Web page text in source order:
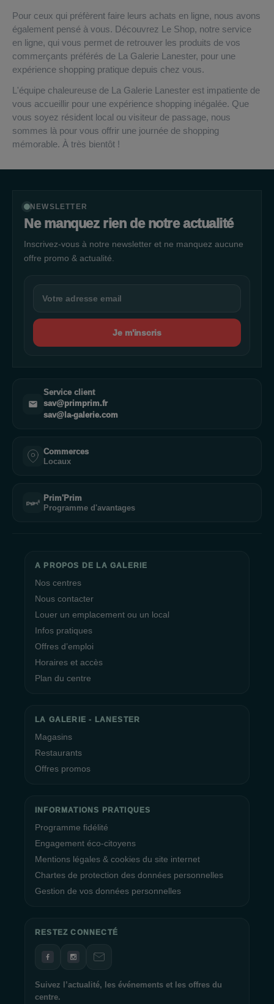
Pour ceux qui préfèrent faire leurs achats en ligne, nous avons
également pensé à vous. Découvrez Le Shop, notre service
en ligne, qui vous permet de retrouver les produits de vos
commerçants préférés de La Galerie Lanester, pour une
expérience shopping pratique depuis chez vous.
L'équipe chaleureuse de La Galerie Lanester est impatiente de
vous accueillir pour une expérience shopping inégalée. Que
vous soyez résident local ou visiteur de passage, nous
sommes là pour vous offrir une journée de shopping
mémorable. À très bientôt !
NEWSLETTER
Ne manquez rien de notre actualité
Inscrivez-vous à notre newsletter et ne manquez aucune
offre promo & actualité.
Je m'inscris
Service client
sav@primprim.fr
sav@la-galerie.com
Commerces
Locaux
Prim'Prim
Programme d'avantages
A PROPOS DE LA GALERIE
Nos centres
Nous contacter
Louer un emplacement ou un local
Infos pratiques
Offres d’emploi
Horaires et accès
Plan du centre
LA GALERIE - LANESTER
Magasins
Restaurants
Offres promos
INFORMATIONS PRATIQUES
Programme fidélité
Engagement éco-citoyens
Mentions légales & cookies du site internet
Chartes de protection des données personnelles
Gestion de vos données personnelles
RESTEZ CONNECTÉ
Suivez l’actualité, les événements et les offres du
centre.